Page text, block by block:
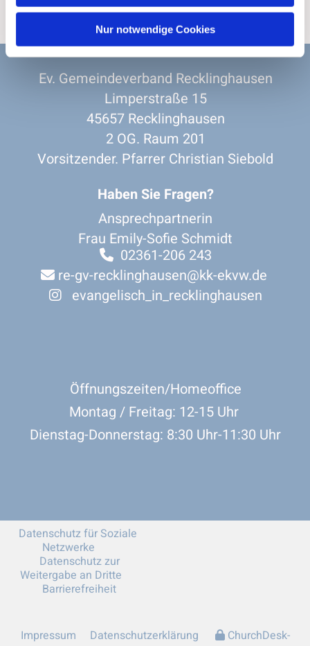
Nur notwendige Cookies
Ev. Gemeindeverband Recklinghausen
Limperstraße 15
45657 Recklinghausen
2 OG. Raum 201
Vorsitzender. Pfarrer Christian Siebold
Haben Sie Fragen?
Ansprechpartnerin
Frau Emily-Sofie Schmidt
02361-206 243
re-gv-recklinghausen@kk-ekvw.de
 evangelisch_in_recklinghausen
Öffnungszeiten/Homeoffice
Montag / Freitag: 12-15 Uhr
Dienstag-Donnerstag: 8:30 Uhr-11:30 Uhr
Datenschutz für Soziale
Netzwerke
Datenschutz zur
Weitergabe an Dritte
Barrierefreiheit
Impressum Datenschutzerklärung ChurchDesk-